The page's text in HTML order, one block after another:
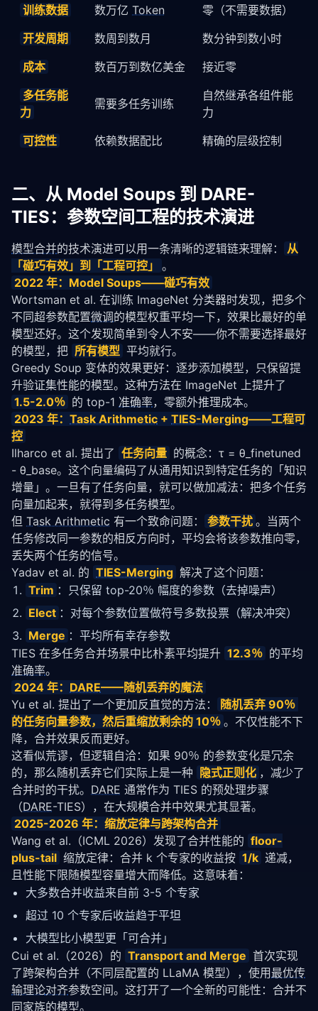
训练数据 数万亿 Token
零（不需要数据）
开发周期
数周到数月
数分钟到数小时
成本
数百万到数亿美金
接近零
多任务能
力
需要多任务训练
自然继承各组件能
力
可控性
依赖数据配比 精确的层级控制
二、从 Model Soups 到 DARE-
TIES：参数空间工程的技术演进
模型合并的技术演进可以用一条清晰的逻辑链来理解：
从
「碰巧有效」到「工程可控」
。
2022 年：Model Soups——碰巧有效
Wortsman et al. 在训练 ImageNet 分类器时发现，把多个
不同超参数配置微调的模型权重平均一下，效果比最好的单
模型还好。这个发现简单到令人不安——你不需要选择最好
的模型，把 所有模型 平均就行。
Greedy Soup 变体的效果更好：逐步添加模型，只保留提
1.5-2.0％ 的 top-1 准确率，零额外推理成本。
2023 年： Task Arithmetic + TIES-Merging——工程可
控
Ilharco et al. 提出了 任务向量 的概念：τ = θ_finetuned
- θ_base。这个向量编码了从通用知识到特定任务的「知识
增量」。一旦有了任务向量，就可以做加减法：把多个任务
向量加起来，就得到多任务模型。
但 Task Arithmetic 有一个致命问题： 参数干扰 。当两个
任务修改同一参数的相反方向时，平均会将该参数推向零，
丢失两个任务的信号。
Yadav et al. 的 TIES-Merging 解决了这个问题：
Trim ：只保留 top-20％ 幅度的参数（去掉噪声）
Elect ：对每个参数位置做符号多数投票（解决冲突）
Merge ：平均所有幸存参数
TIES 在多任务合并场景中比朴素平均提升 12.3％ 的平均
准确率。
2024 年： DARE——随机丢弃的魔法
Yu et al. 提出了一个更加反直觉的方法：
随机丢弃 90％
的任务向量参数，然后重缩放剩余的 10％ 。不仅性能不下
降，合并效果反而更好。
这看似荒谬，但逻辑自洽：如果 90％ 的参数变化是冗余
的，那么随机丢弃它们实际上是一种
隐式正则化 ，减少了
合并时的干扰。 DARE 通常作为 TIES 的预处理步骤
（DARE-TIES），在大规模合并中效果尤其显著。
2025-2026 年：缩放定律与跨架构合并
Wang et al.（ICML 2026）发现了合并性能的 floor-
plus-tail 缩放定律：合并 k 个专家的收益按 1/k 递减，
且性能下限随模型容量增大而降低。这意味着：
大多数合并收益来自前 3-5 个专家
超过 10 个专家后收益趋于平坦
大模型比小模型更「可合并」
Cui et al.（2026）的 Transport and Merge 首次实现
了跨架构合并（不同层配置的 LLaMA 模型），使用最优传
输理论对齐参数空间。这打开了一个全新的可能性：合并不
同家族的模型。